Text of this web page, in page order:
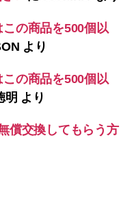
の商品を500個以
より
の商品を500個以
明 より
償交換してもらう方